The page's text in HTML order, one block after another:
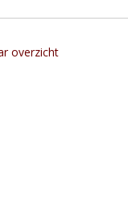
overzicht